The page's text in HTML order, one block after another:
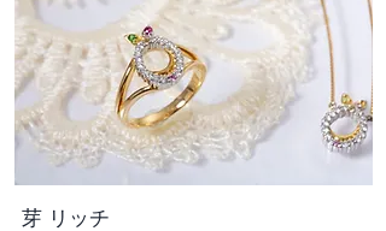
​芽 リッチ